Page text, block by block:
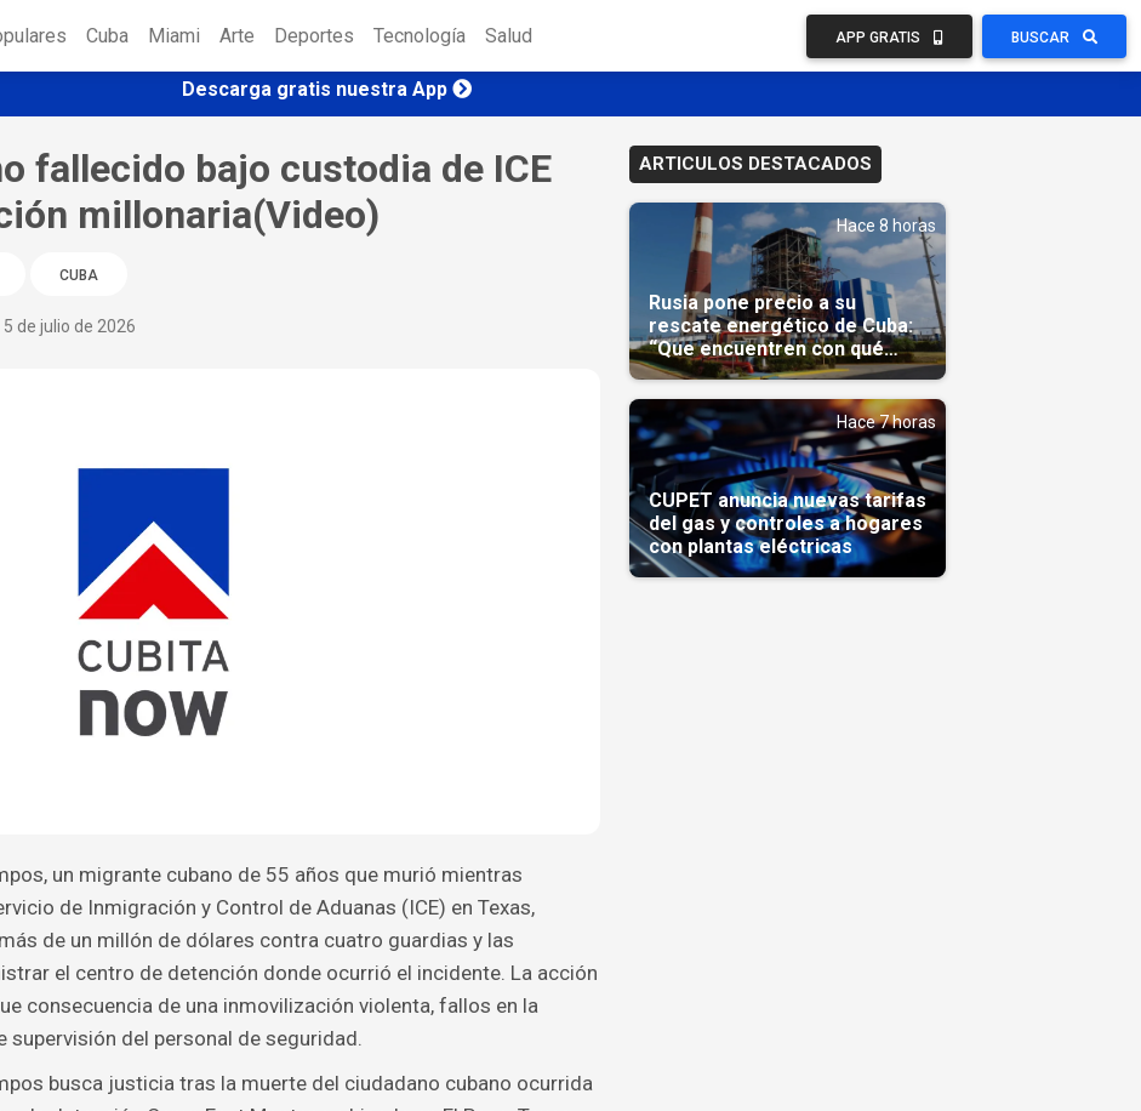
Cuba Miami Arte Deportes Tecnología Salud APP GRATIS BUSCAR
Descarga gratis nuestra App
fallecido bajo custodia de ICE
millonaria(Video)
CUBA
de julio de 2026
un migrante cubano de 55 años que murió mientras
de Inmigración y Control de Aduanas (ICE) en Texas,
de un millón de dólares contra cuatro guardias y las
el centro de detención donde ocurrió el incidente. La acción
consecuencia de una inmovilización violenta, fallos en la
supervisión del personal de seguridad.
busca justicia tras la muerte del ciudadano cubano ocurrida
ARTICULOS DESTACADOS
Hace 8 horas
Rusia pone precio a su
rescate energético de Cuba:
“Que encuentren con qué
pagarnos”
Hace 7 horas
CUPET anuncia nuevas tarifas
del gas y controles a hogares
con plantas eléctricas